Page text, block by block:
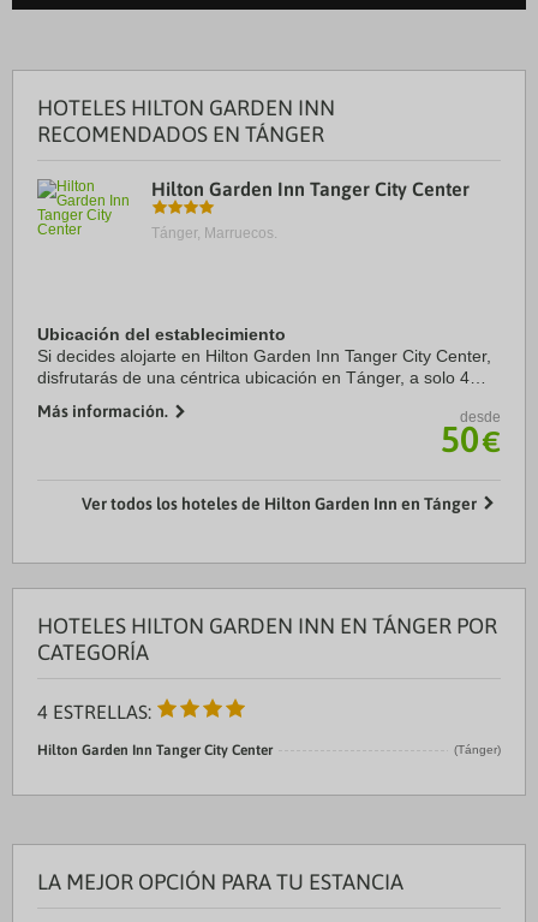
HOTELES HILTON GARDEN INN
RECOMENDADOS EN TÁNGER
Hilton Garden Inn Tanger City Center
Tánger, Marruecos.
Ubicación del establecimiento
Si decides alojarte en Hilton Garden Inn Tanger City Center,
disfrutarás de una céntrica ubicación en Tánger, a solo 4
Gran Zoco de Tánger. Además, ...
Más información. desde
50€
Ver todos los hoteles de Hilton Garden Inn en Tánger
HOTELES HILTON GARDEN INN EN TÁNGER POR
CATEGORÍA
4 ESTRELLAS:
Hilton Garden Inn Tanger City Center (Tánger)
LA MEJOR OPCIÓN PARA TU ESTANCIA